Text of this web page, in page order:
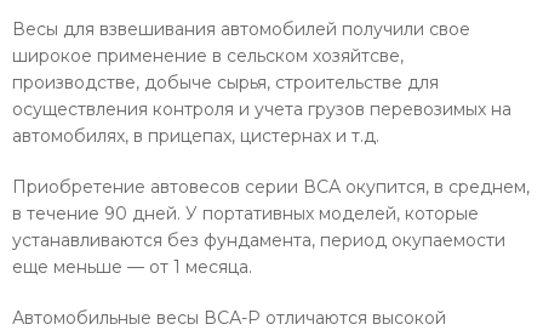
Весы для взвешивания автомобилей получили свое
широкое применение в сельском хозяйтсве,
производстве, добыче сырья, строительстве для
осуществления контроля и учета грузов перевозимых на
автомобилях, в прицепах, цистернах и т.д.
Приобретение автовесов серии ВСА окупится, в среднем,
в течение 90 дней. У портативных моделей, которые
устанавливаются без фундамента, период окупаемости
еще меньше — от 1 месяца.
Автомобильные весы ВСА-Р отличаются высокой